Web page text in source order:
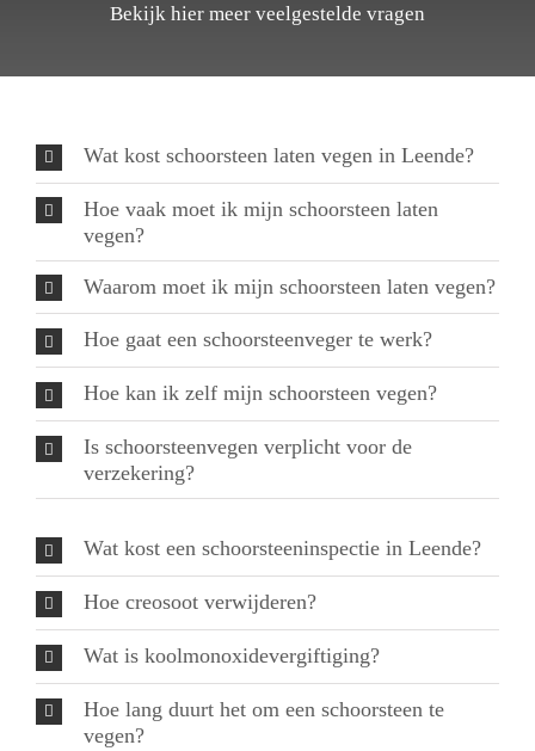
Bekijk hier meer veelgestelde vragen
Wat kost schoorsteen laten vegen in Leende?
Hoe vaak moet ik mijn schoorsteen laten
vegen?
Waarom moet ik mijn schoorsteen laten vegen?
Hoe gaat een schoorsteenveger te werk?
Hoe kan ik zelf mijn schoorsteen vegen?
Is schoorsteenvegen verplicht voor de
verzekering?
Wat kost een schoorsteeninspectie in Leende?
Hoe creosoot verwijderen?
Wat is koolmonoxidevergiftiging?
Hoe lang duurt het om een schoorsteen te
vegen?